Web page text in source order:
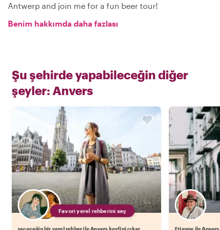
Antwerp and join me for a fun beer tour!
Benim hakkımda daha fazlası
Şu şehirde yapabileceğin diğer
şeyler: Anvers
Favori yerel rehberini seç
seçeceğin bir yerel rehber ile Anvers keyfini çıkar Etienne ile